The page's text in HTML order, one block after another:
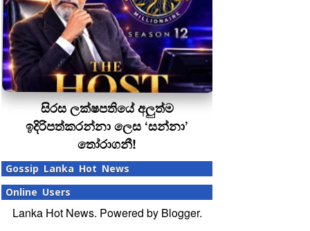
සිරස ලක්ෂපතියේ අලුත්ම
ඉදිරිපත්කරන්නා ලෙස ‘සන්නා’
තෝරාගනී!
Gossip Lanka Hot News
Online Users
Lanka Hot News. Powered by Blogger.